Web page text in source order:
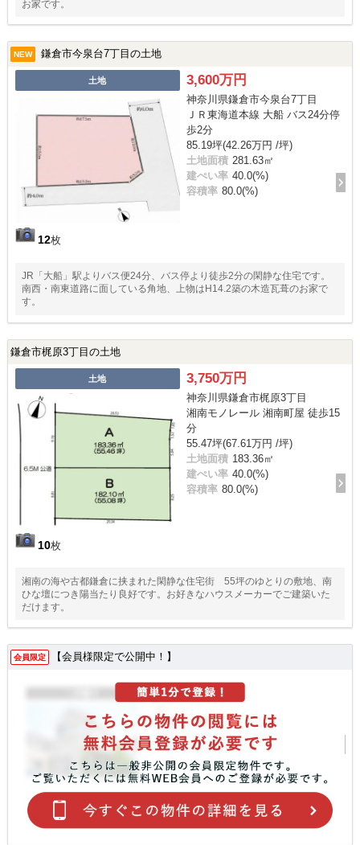
お家です。
NEW 鎌倉市今泉台7丁目の土地
土地
12枚
3,600万円
神奈川県鎌倉市今泉台7丁目
ＪＲ東海道本線 大船 バス24分停
歩2分
85.19坪(42.26万円 /坪)
土地面積 281.63㎡
建ぺい率 40.0(%)
容積率 80.0(%)
JR「大船」駅よりバス便24分、バス停より徒歩2分の閑静な住宅です。
南西・南東道路に面している角地、上物はH14.2築の木造瓦葺のお家で
す。
鎌倉市梶原3丁目の土地
土地
10枚
3,750万円
神奈川県鎌倉市梶原3丁目
湘南モノレール 湘南町屋 徒歩15
分
55.47坪(67.61万円 /坪)
土地面積 183.36㎡
建ぺい率 40.0(%)
容積率 80.0(%)
湘南の海や古都鎌倉に挟まれた閑静な住宅街 55坪のゆとりの敷地、南
ひな壇につき陽当たり良好です。お好きなハウスメーカーでご建築いた
だけます。
会員限定 【会員様限定で公開中！】